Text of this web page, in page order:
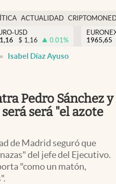
USA
ACTUALIDAD
USD
1,16 $ 1,16 0.01%
1965,65
Isabel Díaz Ayuso
Pedro Sánchez y
será "el azote
de Madrid seguró que
del jefe del Ejecutivo.
"como un matón,